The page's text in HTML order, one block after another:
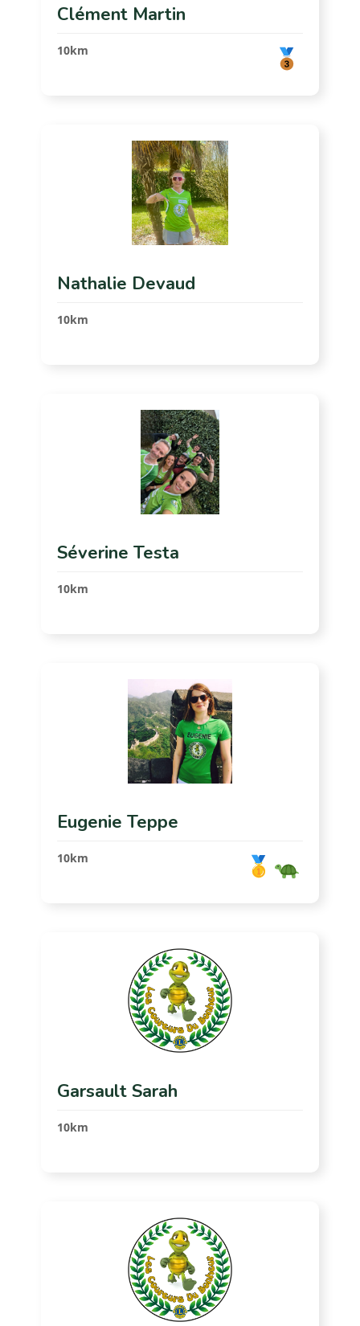
Clément Martin
10km
Nathalie Devaud
10km
Séverine Testa
10km
Eugenie Teppe
10km
Garsault Sarah
10km